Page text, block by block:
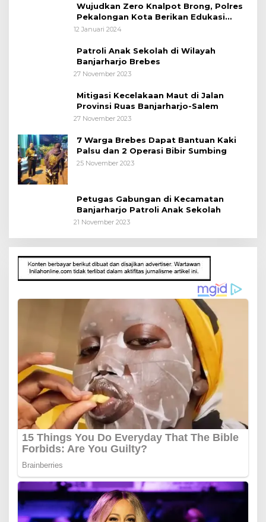
Wujudkan Zero Knalpot Brong, Polres
Pekalongan Kota Berikan Edukasi
Kepada Pelajar
12 Januari 2024
Patroli Anak Sekolah di Wilayah
Banjarharjo Brebes
27 November 2023
Mitigasi Kecelakaan Maut di Jalan
Provinsi Ruas Banjarharjo-Salem
27 November 2023
7 Warga Brebes Dapat Bantuan Kaki
Palsu dan 2 Operasi Bibir Sumbing
25 November 2023
Petugas Gabungan di Kecamatan
Banjarharjo Patroli Anak Sekolah
21 November 2023